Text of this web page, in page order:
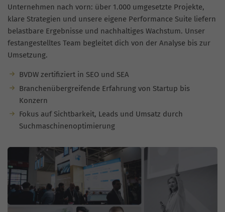
Unternehmen nach vorn: über 1.000 umgesetzte Projekte,
klare Strategien und unsere eigene Performance Suite liefern
belastbare Ergebnisse und nachhaltiges Wachstum. Unser
festangestelltes Team begleitet dich von der Analyse bis zur
Umsetzung.
BVDW zertifiziert in SEO und SEA
Branchenübergreifende Erfahrung von Startup bis
Konzern
Fokus auf Sichtbarkeit, Leads und Umsatz durch
Suchmaschinenoptimierung